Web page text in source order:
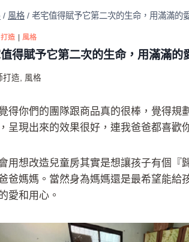
/ 風格 / 老宅值得賦予它第二次的生命，用滿滿的
造 | 風格
得賦予它第二次的生命，用滿滿的
打造, 風格
覺得你們的團隊跟商品真的很棒，覺得
呈現出來的效果很好，連我爸爸都喜歡
用想改造兒童房其實是想讓孩子有個『
爸媽媽。當然身為媽媽還是最希望能給
愛和用心。